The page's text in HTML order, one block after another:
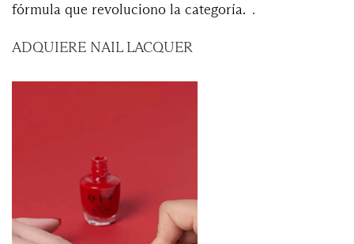
fórmula que revoluciono la categoría. .
ADQUIERE NAIL LACQUER